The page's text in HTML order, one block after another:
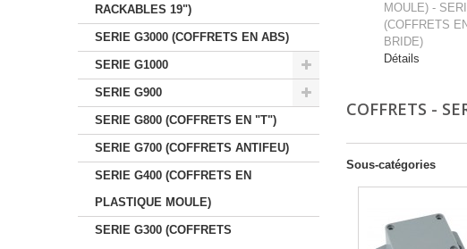
RACKABLES 19")
SERIE G3000 (COFFRETS EN ABS)
SERIE G1000
SERIE G900
SERIE G800 (COFFRETS EN "T")
SERIE G700 (COFFRETS ANTIFEU)
SERIE G400 (COFFRETS EN
PLASTIQUE MOULE)
SERIE G300 (COFFRETS
MOULE) -
(COFFRETS
BRIDE)
Détails
COFFRETS -
Sous-catégories